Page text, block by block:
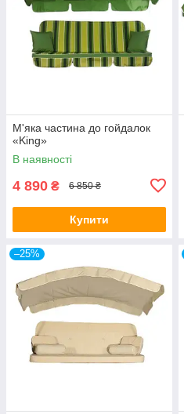
М'яка частина до гойдалок
«King»
В наявності
4 890 ₴ 6 850 ₴
Купити
–25%